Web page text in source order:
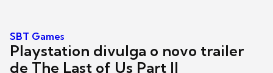
SBT Games
Playstation divulga o novo trailer
de The Last of Us Part II